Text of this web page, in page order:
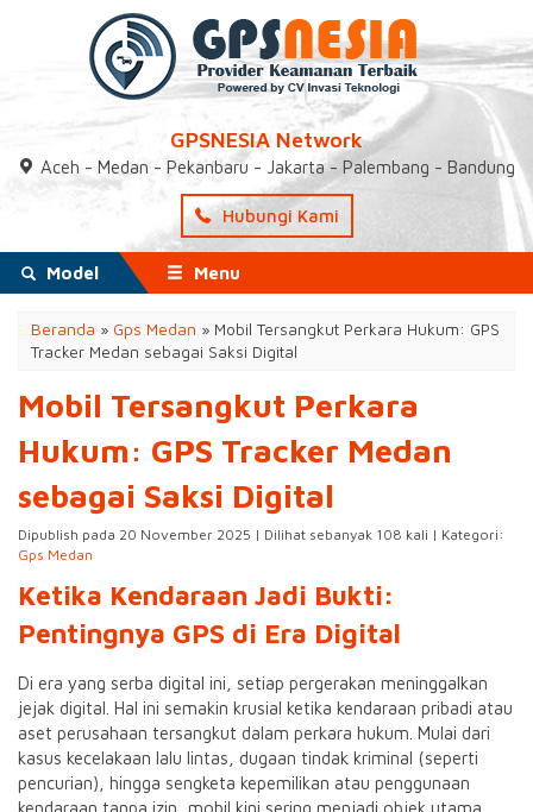
GPSNESIA Network
Aceh - Medan - Pekanbaru - Jakarta - Palembang - Bandung
Hubungi Kami
Model Menu
Beranda » Gps Medan » Mobil Tersangkut Perkara Hukum: GPS
Tracker Medan sebagai Saksi Digital
Mobil Tersangkut Perkara
Hukum: GPS Tracker Medan
sebagai Saksi Digital
Dipublish pada 20 November 2025 | Dilihat sebanyak 108 kali | Kategori:
Gps Medan
Ketika Kendaraan Jadi Bukti:
Pentingnya GPS di Era Digital
Di era yang serba digital ini, setiap pergerakan meninggalkan
jejak digital. Hal ini semakin krusial ketika kendaraan pribadi atau
aset perusahaan tersangkut dalam perkara hukum. Mulai dari
kasus kecelakaan lalu lintas, dugaan tindak kriminal (seperti
pencurian), hingga sengketa kepemilikan atau penggunaan
kendaraan tanpa izin, mobil kini sering menjadi objek utama